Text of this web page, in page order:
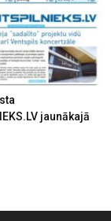
jaunākajā